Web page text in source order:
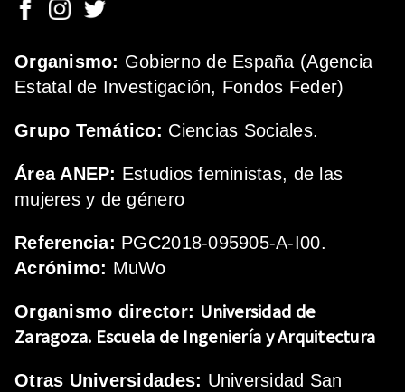
Organismo: Gobierno de España (Agencia
Estatal de Investigación, Fondos Feder)
Grupo Temático: Ciencias Sociales.
Área ANEP: Estudios feministas, de las
mujeres y de género
Referencia: PGC2018-095905-A-I00.
Acrónimo: MuWo
Organismo director: Universidad de
Zaragoza. Escuela de Ingeniería y Arquitectura
Otras Universidades: Universidad San